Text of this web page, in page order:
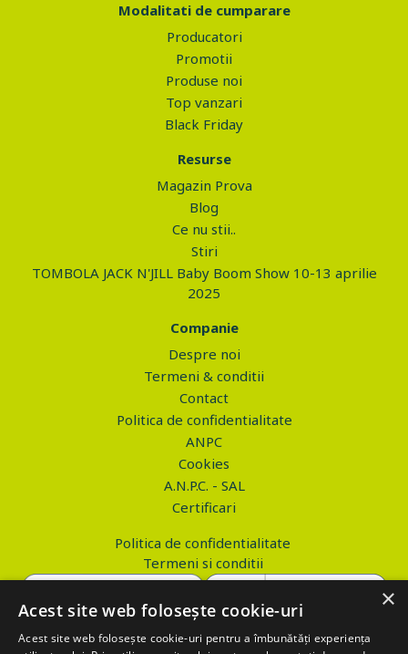
Modalitati de cumparare
Producatori
Promotii
Produse noi
Top vanzari
Black Friday
Resurse
Magazin Prova
Blog
Ce nu stii..
Stiri
TOMBOLA JACK N'JILL Baby Boom Show 10-13 aprilie
2025
Companie
Despre noi
Termeni & conditii
Contact
Politica de confidentialitate
ANPC
Cookies
A.N.P.C. - SAL
Certificari
Politica de confidentialitate
Termeni si conditii
Copyright © 2026 PROVA.ro
×
Acest site web folosește cookie-uri
Acest site web folosește cookie-uri pentru a îmbunătăți experiența